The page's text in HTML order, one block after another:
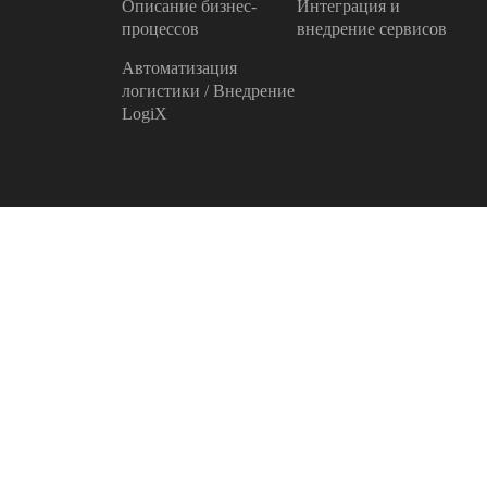
Описание бизнес-
процессов
Интеграция и
внедрение сервисов
Автоматизация
логистики / Внедрение
LogiX